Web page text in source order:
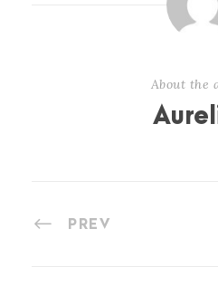
About the
PREV